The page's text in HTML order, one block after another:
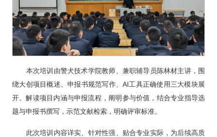
本次培训由警犬技术学院教师、兼职辅导员陈林材主讲，围
绕大创项目概述、申报书规范写作、AI工具正确使用三大模块展
开。解读项目内涵与申报流程，阐明参与价值，结合专业指导选
题与申报书撰写，示范文献检索，明确评审标准。
此次培训内容详实、针对性强、贴合专业实际，为后续高质